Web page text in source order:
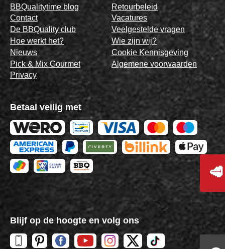
BBQualitytime blog
Contact
De BBQuality club
Hoe werkt het?
Nieuws
Pick & Mix Gourmet
Privacy
Retourbeleid
Vacatures
Veelgestelde vragen
Wie zijn wij?
Cookie Kennisgeving
Algemene voorwaarden
Betaal veilig met
Blijf op de hoogte en volg ons
🥩